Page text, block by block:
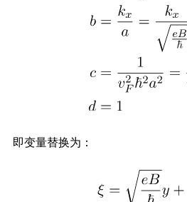
即变量替换为：